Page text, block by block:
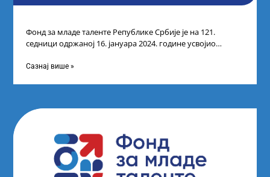
Фонд за младе таленте Републике Србије је на 121.
седници одржаној 16. јануара 2024. године усвојио
Сазнај више »